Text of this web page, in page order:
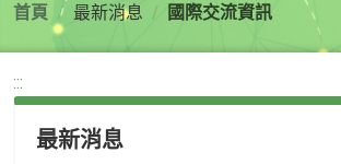
首頁 最新消息 國際交流資訊
:::
最新消息